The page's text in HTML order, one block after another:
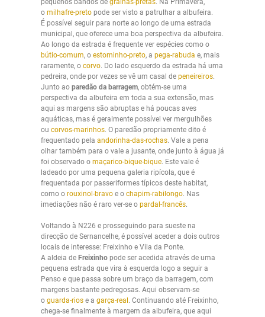
o milhafre-preto pode ser visto a patrulhar a albufeira.
É possível seguir para norte ao longo de uma estrada
municipal, que oferece uma boa perspectiva da albufeira.
Ao longo da estrada é frequente ver espécies como o
bútio-comum, o estorninho-preto, a pega-rabuda e, mais
raramente, o corvo. Do lado esquerdo da estrada há uma
pedreira, onde por vezes se vê um casal de peneireiros.
Junto ao paredão da barragem, obtém-se uma
perspectiva da albufeira em toda a sua extensão, mas
aqui as margens são abruptas e há poucas aves
aquáticas, mas é geralmente possível ver mergulhões
ou corvos-marinhos. O paredão propriamente dito é
frequentado pela andorinha-das-rochas. Vale a pena
olhar também para o vale a jusante, onde junto à água já
foi observado o maçarico-bique-bique. Este vale é
ladeado por uma pequena galeria ripícola, que é
frequentada por passeriformes típicos deste habitat,
como o rouxinol-bravo e o chapim-rabilongo. Nas
imediações não é raro ver-se o pardal-francês.
Voltando à N226 e prosseguindo para sueste na
direcção de Sernancelhe, é possível aceder a dois outros
locais de interesse: Freixinho e Vila da Ponte.
A aldeia de Freixinho pode ser acedida através de uma
pequena estrada que vira à esquerda logo a seguir a
Penso e que passa sobre um braço da barragem, com
margens bastante pedregosas. Aqui observam-se
o guarda-rios e a garça-real. Continuando até Freixinho,
chega-se finalmente à margem da albufeira, que aqui